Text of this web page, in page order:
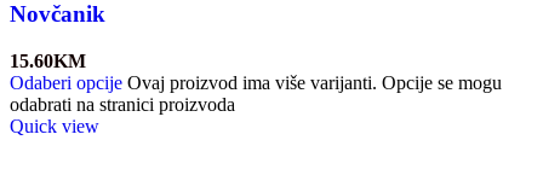
Novčanik
15.60KM
Odaberi opcije Ovaj proizvod ima više varijanti. Opcije se mogu
odabrati na stranici proizvoda
Quick view